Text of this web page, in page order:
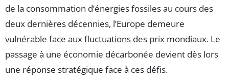
de la consommation d’énergies fossiles au cours des
deux dernières décennies, l’Europe demeure
vulnérable face aux fluctuations des prix mondiaux. Le
passage à une économie décarbonée devient dès lors
une réponse stratégique face à ces défis.